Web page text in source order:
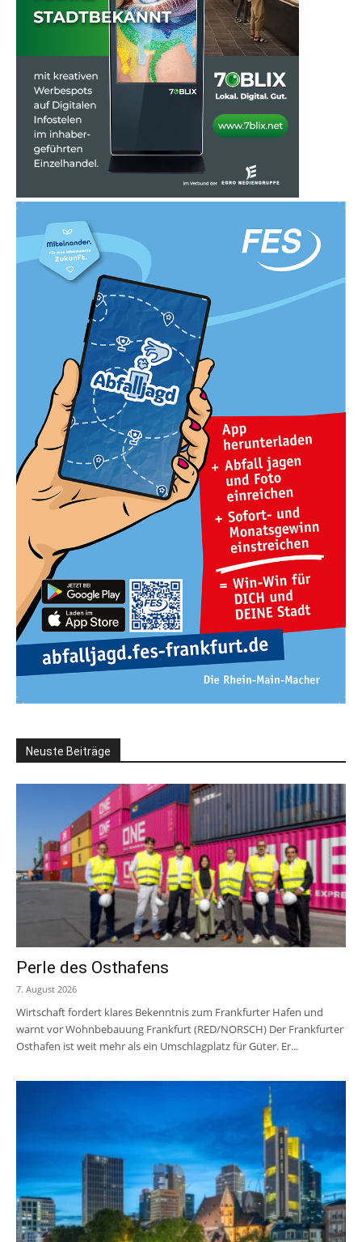
Neuste Beiträge
Perle des Osthafens
7. August 2026
Wirtschaft fordert klares Bekenntnis zum Frankfurter Hafen und
warnt vor Wohnbebauung Frankfurt (RED/NORSCH) Der Frankfurter
Osthafen ist weit mehr als ein Umschlagplatz für Güter. Er...